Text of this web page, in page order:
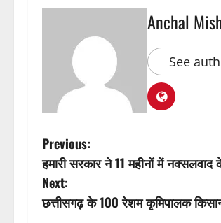
Anchal
See
P
o
s
Previous:
हमारी सरकार ने 11 महीनों में
Next:
छत्तीसगढ़ के 100 रेशम कृमिपालक